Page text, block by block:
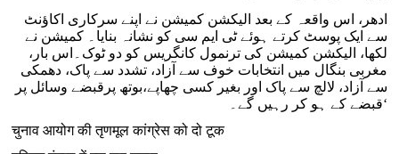
ادھر، اس واقعہ کے بعد الیکشن کمیشن نے اپنے سرکاری اکاؤنٹ
سے ایک پوسٹ کرتے ہوئے ٹی ایم سی کو نشانہ بنایا۔ کمیشن نے
لکھا، الیکشن کمیشن کی ترنمول کانگریس کو دو ٹوک۔اس بار،
مغربی بنگال میں انتخابات خوف سے آزاد، تشدد سے پاک، دھمکی
سے آزاد، لالچ سے پاک اور بغیر کسی چھاپے،بوتھ پرقبضے وسائل پر
قبضے کے ہو کر رہیں گے۔‘
चुनाव आयोग की तृणमूल कांग्रेस को दो टूक